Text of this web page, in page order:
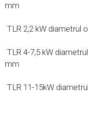
mm
TLR 2,2 kW diametrul
TLR 4-7,5 kW
mm
TLR 11-15kW